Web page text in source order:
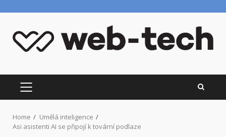
content
PRIMARY
MENU
Home
Umělá inteligence
Asi asistenti AI se připojí k tovární podlaze